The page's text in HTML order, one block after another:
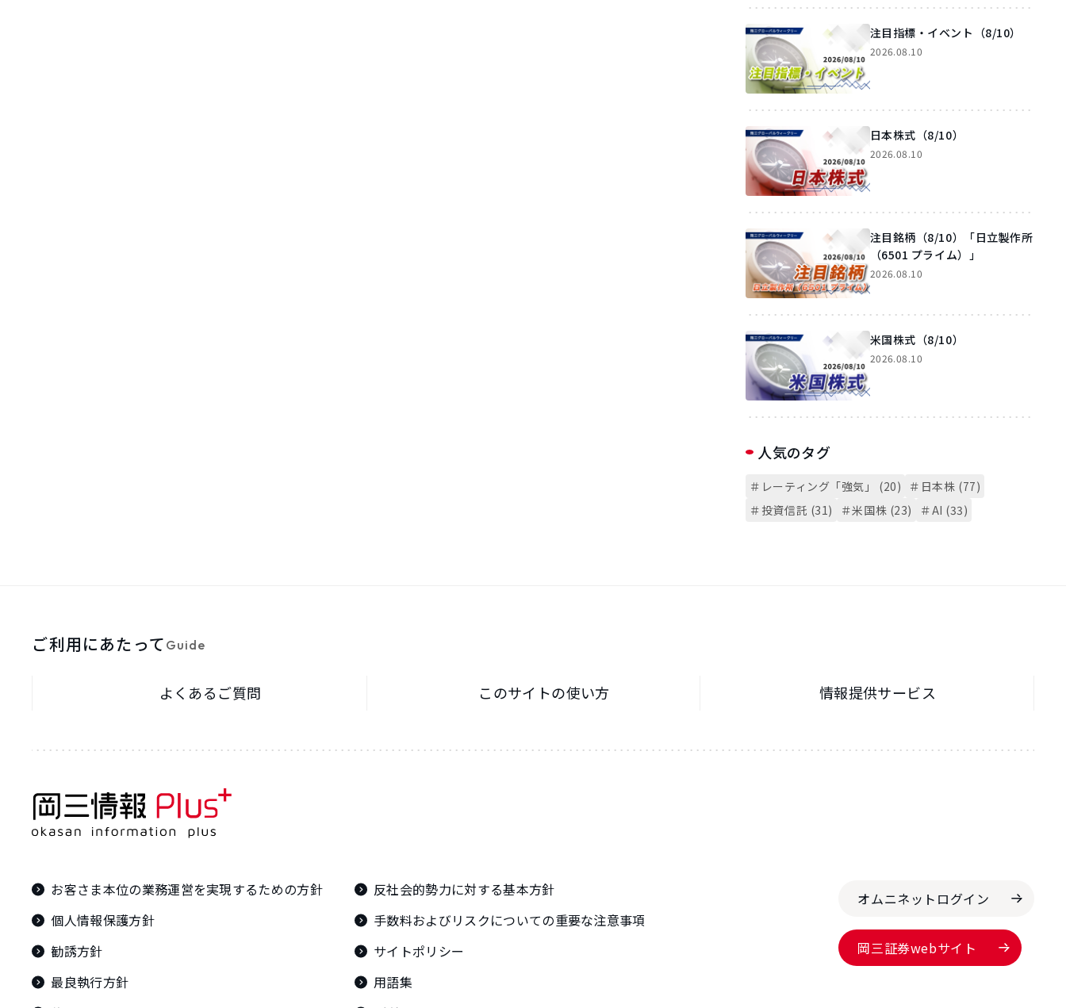
注目指標・イベント（8/10）
2026.08.10
日本株式（8/10）
2026.08.10
注目銘柄（8/10）「日立製作所
（6501 プライム）」
2026.08.10
米国株式（8/10）
2026.08.10
人気のタグ
＃レーティング「強気」 (20)
＃日本株 (77)
＃投資信託 (31)
＃米国株 (23) ＃AI (33)
ご利用にあたって Guide
よくあるご質問 このサイトの使い方 情報提供サービス
お客さま本位の業務運営を実現するための方針
個人情報保護方針
勧誘方針
最良執行方針
反社会的勢力に対する基本方針
手数料およびリスクについての重要な注意事項
サイトポリシー
用語集
オムニネットログイン
岡三証券webサイト